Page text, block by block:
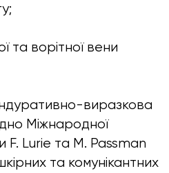
та ворітної вени
виразкова
Міжнародної
F. Lurie та M. Passman
та комунікантних